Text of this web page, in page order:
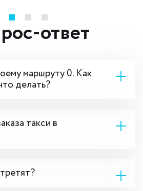
ответ
маршруту 0. Как
делать?
такси в